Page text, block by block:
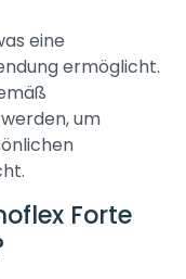
eine
ermöglicht.
um
Forte